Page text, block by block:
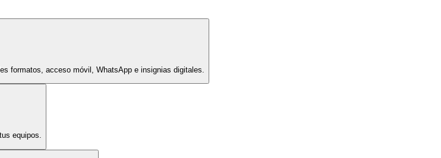
formatos, acceso móvil, WhatsApp e insignias digitales.
equipos.